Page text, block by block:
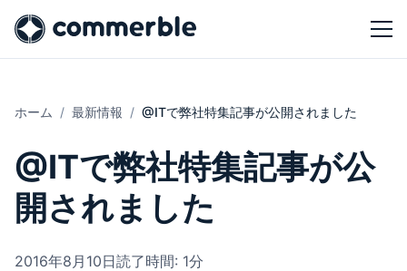
ホーム 最新情報 @ITで弊社特集記事が公開されました
@ITで弊社特集記事が公
開されました
2016年8月10日読了時間: 1分